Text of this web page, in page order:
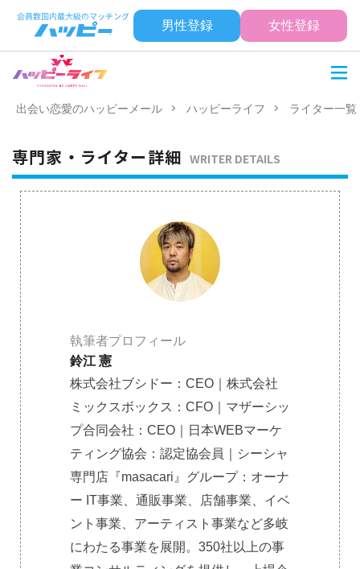
男性登録 女性登録
出会い恋愛のハッピーメール ハッピーライフ ライター一覧
専門家・ライター詳細 WRITER DETAILS
執筆者プロフィール
鈴江 憲
株式会社ブシドー：CEO｜株式会社
ミックスボックス：CFO｜マザーシッ
プ合同会社：CEO｜日本WEBマーケ
ティング協会：認定協会員｜シーシャ
専門店『masacari』グループ：オーナ
ー IT事業、通販事業、店舗事業、イベ
ント事業、アーティスト事業など多岐
にわたる事業を展開。350社以上の事